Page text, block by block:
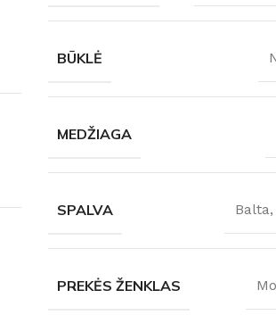
BŪKLĖ
MEDŽIAGA
SPALVA Balta,
PREKĖS ŽENKLAS